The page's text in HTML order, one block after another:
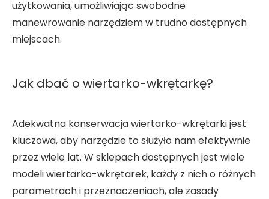
użytkowania, umożliwiając swobodne
manewrowanie narzędziem w trudno dostępnych
miejscach.
Jak dbać o wiertarko-wkrętarkę?
Adekwatna konserwacja wiertarko-wkrętarki jest
kluczowa, aby narzędzie to służyło nam efektywnie
przez wiele lat. W sklepach dostępnych jest wiele
modeli wiertarko-wkrętarek, każdy z nich o różnych
parametrach i przeznaczeniach, ale zasady